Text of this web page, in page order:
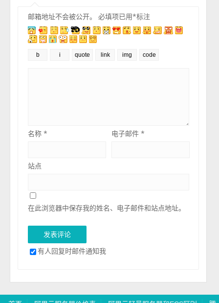
邮箱地址不会被公开。 必填项已用*标注
名称* 电子邮件*
站点
在此浏览器中保存我的姓名、电子邮件和站点地址。
有人回复时邮件通知我